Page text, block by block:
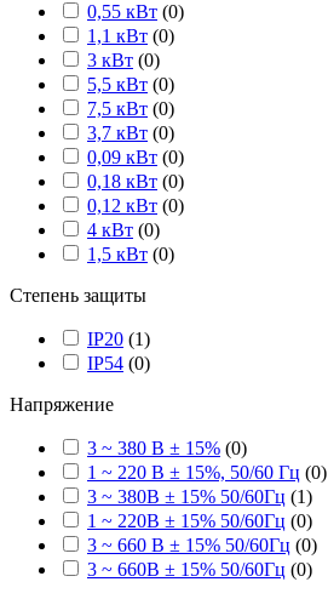
0,55 кВт (0)
1,1 кВт (0)
3 кВт (0)
5,5 кВт (0)
7,5 кВт (0)
3,7 кВт (0)
0,09 кВт (0)
0,18 кВт (0)
0,12 кВт (0)
4 кВт (0)
1,5 кВт (0)
Степень защиты
IP20 (1)
IP54 (0)
Напряжение
3 ~ 380 В ± 15% (0)
1 ~ 220 В ± 15%, 50/60 Гц (0)
3 ~ 380В ± 15% 50/60Гц (1)
1 ~ 220В ± 15% 50/60Гц (0)
3 ~ 660 В ± 15% 50/60Гц (0)
3 ~ 660В ± 15% 50/60Гц (0)